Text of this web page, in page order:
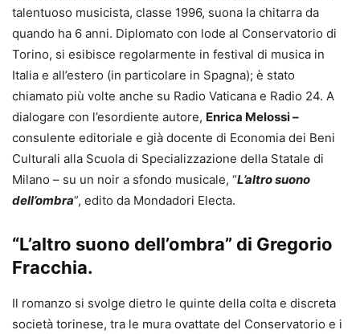
talentuoso musicista, classe 1996, suona la chitarra da
quando ha 6 anni. Diplomato con lode al Conservatorio di
Torino, si esibisce regolarmente in festival di musica in
Italia e all’estero (in particolare in Spagna); è stato
chiamato più volte anche su Radio Vaticana e Radio 24. A
dialogare con l’esordiente autore, Enrica Melossi –
consulente editoriale e già docente di Economia dei Beni
Culturali alla Scuola di Specializzazione della Statale di
Milano – su un noir a sfondo musicale, “L’altro suono
dell’ombra”, edito da Mondadori Electa.
“L’altro suono dell’ombra” di Gregorio
Fracchia.
Il romanzo si svolge dietro le quinte della colta e discreta
società torinese, tra le mura ovattate del Conservatorio e i